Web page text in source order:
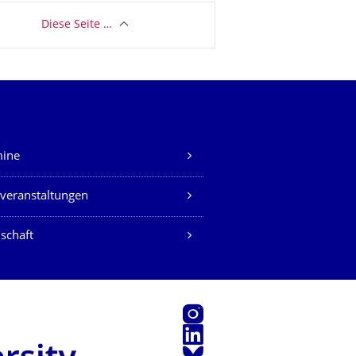
Diese Seite …
Instagram
LinkedIn
Bluesky